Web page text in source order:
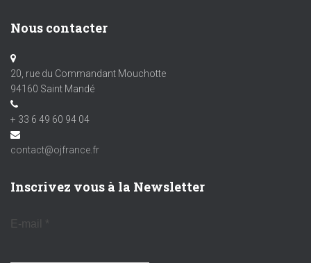
Nous contacter
20, rue du Commandant Mouchotte
94160 Saint Mandé
+ 33 6 49 60 94 04
contact@ojfrance.fr
Inscrivez vous à la Newsletter
E-mail *